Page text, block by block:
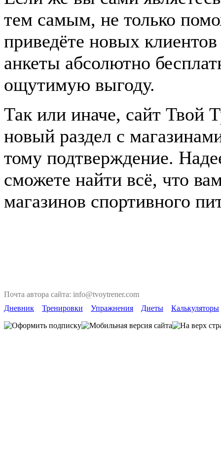
тем самым, не только
приведёте новых
анкеты абсолютно
ощутимую выгоду.
Так или иначе, сайт Твой
новый раздел с
тому подтверждение.
сможете найти всё, что
магазинов спортивного
Почта автора сайта: info@tvoytrener.com
Дневник
Тренировки Упражнения Диеты Калькуляторы